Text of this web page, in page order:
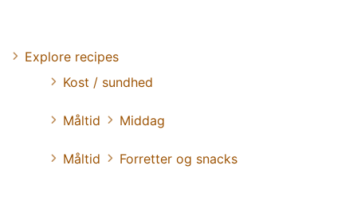
Explore recipes
Kost / sundhed
Måltid Middag
Måltid Forretter og snacks